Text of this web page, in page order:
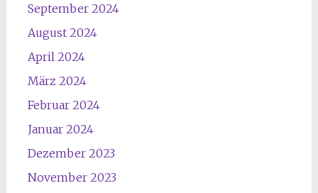
September 2024
August 2024
April 2024
März 2024
Februar 2024
Januar 2024
Dezember 2023
November 2023